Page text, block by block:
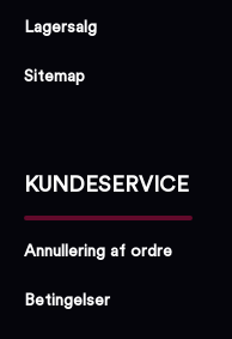
Lagersalg
Sitemap
KUNDESERVICE
Annullering af ordre
Betingelser